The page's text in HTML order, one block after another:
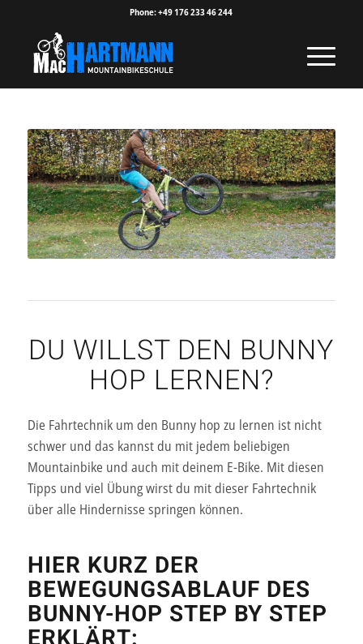
Phone: +49 176 233 46 244
DU WILLST DEN BUNNY
HOP LERNEN?
Die Fahrtechnik um den Bunny hop zu lernen ist nicht
schwer und das kannst du mit jedem beliebigen
Mountainbike und auch mit deinem E-Bike. Mit diesen
Tipps und viel Übung wirst du mit dieser Fahrtechnik
über alle Hindernisse springen können.
HIER KURZ DER
BEWEGUNGSABLAUF DES
BUNNY-HOP STEP BY STEP